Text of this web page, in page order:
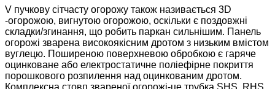
V пучкову сітчасту огорожу також називається 3D
-огорожою, вигнутою огорожою, оскільки є поздовжні
складки/згинання, що робить паркан сильнішим. Панель
огорожі зварена високоякісним дротом з низьким вмістом
вуглецю. Поширеною поверхневою обробкою є гаряче
оцинковане або електростатичне поліефірне покриття
порошкового розпилення над оцинкованим дротом.